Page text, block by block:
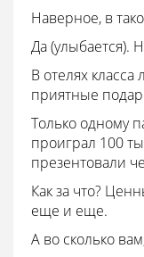
Наверное, в
Да (улыбается).
В отелях
приятные
Только одному
проиграл 100
презентовали
Как за что?
еще и еще.
А во сколько